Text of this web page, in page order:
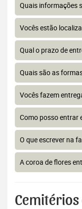
Quais informações
Vocês estão
Qual o prazo de
Quais são as
Vocês fazem
Como posso entrar
O que escrever na
A coroa de flores
Cemitérios